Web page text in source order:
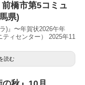
前橋市第5コミュ
県)
)』〜年賀状2026午年
ティセンター） 2025年11
読む